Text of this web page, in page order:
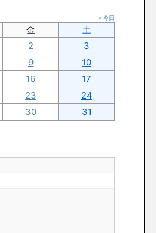
» 今日
金
土
2
3
9
10
16
17
23
24
30 31